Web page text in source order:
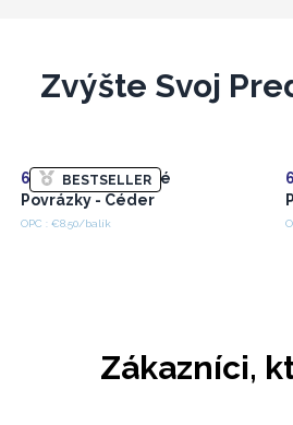
Zvýšte Svoj
BESTSELLER
6x
Bylinkové Vonné
Povrázky - Céder
OPC : €8.50/balík
6x
Zákazníci,